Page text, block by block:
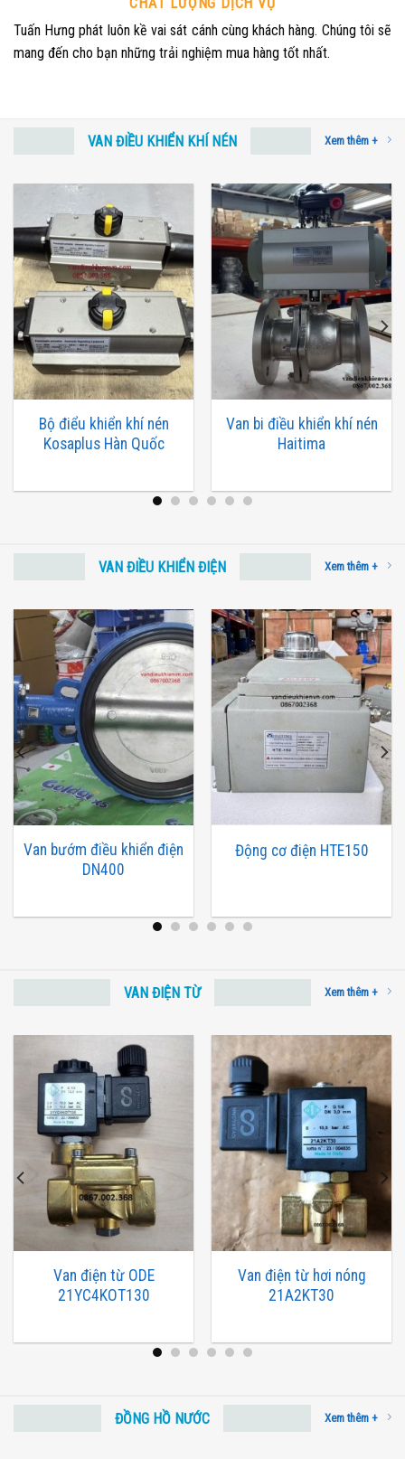
CHẤT LƯỢNG DỊCH VỤ
Tuấn Hưng phát luôn kề vai sát cánh cùng khách hàng. Chúng tôi sẽ
mang đến cho bạn những trải nghiệm mua hàng tốt nhất.
VAN ĐIỀU KHIỂN KHÍ NÉN Xem thêm +
Bộ điểu khiển khí nén
Kosaplus Hàn Quốc
Van bi điều khiển khí nén
Haitima
VAN ĐIỀU KHIỂN ĐIỆN Xem thêm +
Van bướm điều khiển điện
DN400
Động cơ điện HTE150
VAN ĐIỆN TỪ Xem thêm +
Van điện từ ODE
21YC4KOT130
Van điện từ hơi nóng
21A2KT30
ĐỒNG HỒ NƯỚC Xem thêm +